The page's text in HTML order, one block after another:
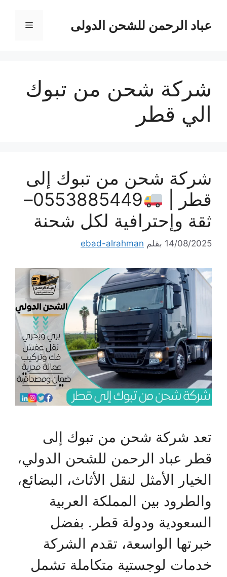
المحتوىعباد الرحمن للشحن الدولى القائمة
شركة شحن من تبوك
الي قطر
شركة شحن من تبوك إلى
قطر |
0553885449–
ثقة وإحترافية لكل شحنة
14/08/2025 بقلم ebad-alrahman
تعد شركة شحن من تبوك إلى
قطر عباد الرحمن للشحن الدولي،
الخيار الأمثل لنقل الأثاث، البضائع،
والطرود بين المملكة العربية
السعودية ودولة قطر. بفضل
خبرتها الواسعة، تقدم الشركة
خدمات لوجستية متكاملة تشمل